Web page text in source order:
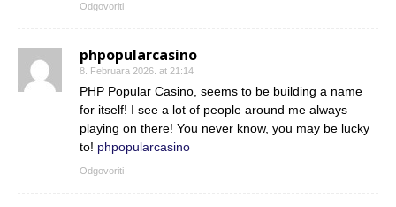
Odgovoriti
phpopularcasino
8. Februara 2026. at 21:14
PHP Popular Casino, seems to be building a name
for itself! I see a lot of people around me always
playing on there! You never know, you may be lucky
to! phpopularcasino
Odgovoriti